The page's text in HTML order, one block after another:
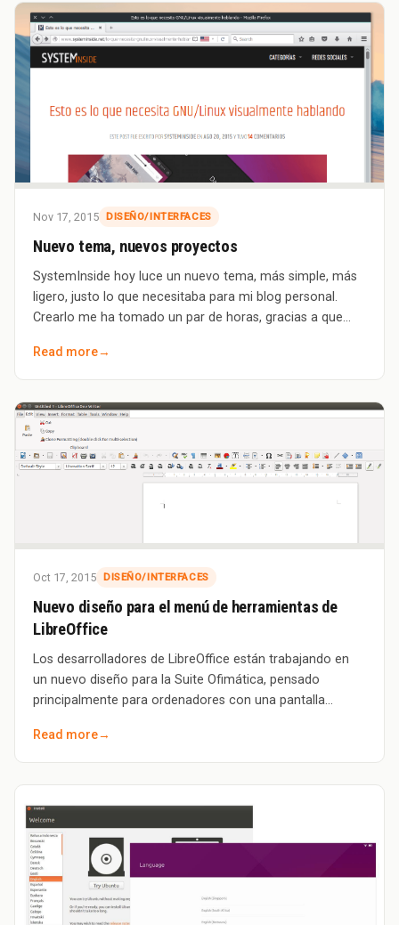
Nov 17, 2015 DISEÑO/INTERFACES
Nuevo tema, nuevos proyectos
SystemInside hoy luce un nuevo tema, más simple, más
ligero, justo lo que necesitaba para mi blog personal.
Crearlo me ha tomado un par de horas, gracias a que
Read more→
Oct 17, 2015 DISEÑO/INTERFACES
Nuevo diseño para el menú de herramientas de
LibreOffice
Los desarrolladores de LibreOffice están trabajando en
un nuevo diseño para la Suite Ofimática, pensado
principalmente para ordenadores con una pantalla
Read more→